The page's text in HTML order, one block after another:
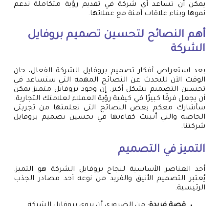
يمكن أن تساعد أي شركة في تقديم رؤية متكاملة تدعم
نموها وبناء علاقات آمنة مع عملائها.
أهم النصائح لتحسين تصميم بروفايل
الشركة
بعد استعراض أفكار تصميم بروفايل الشركة الفعال، حان
الوقت الآن للتحدث عن النصائح المهمة التي ستساعد في
تحسين التصميم بشكل أكبر. إن وجود بروفايل متميز يمكن
أن يجعل فرقًا كبيرًا في كيفية رؤية العملاء لعلامتك التجارية.
سأشارك معكم بعض النصائح التي تعلمتها من تجربتي
الخاصة والتي أثبتت كفاءتها في تحسين تصميم بروفايل
شركتنا.
التميز في التصميم
أحد العناصر الأساسية لنجاح بروفايل الشركة هو التميز.
يُعتبر التصميم الأنيق والفريد من نوعه أحد مصادر الجذب
الرئيسية.